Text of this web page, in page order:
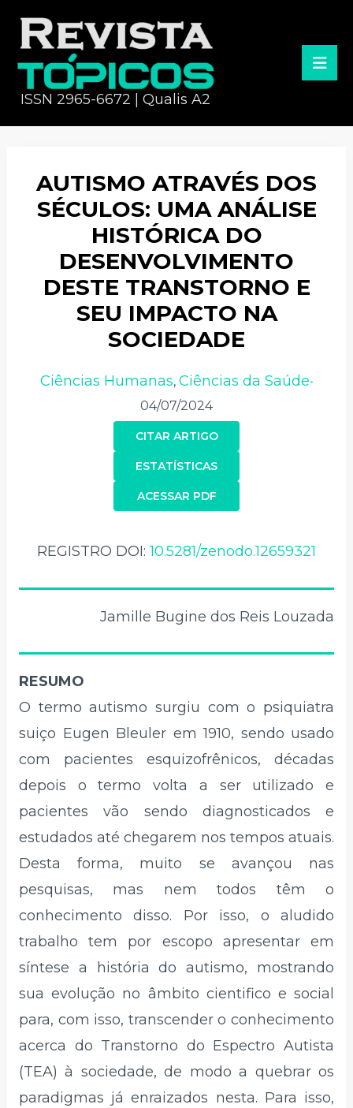
ISSN 2965-6672 | Qualis A2
AUTISMO ATRAVÉS DOS
SÉCULOS: UMA ANÁLISE
HISTÓRICA DO
DESENVOLVIMENTO
DESTE TRANSTORNO E
SEU IMPACTO NA
SOCIEDADE
Ciências Humanas, Ciências da Saúde•
04/07/2024
CITAR ARTIGO
ACESSAR PDF
ESTATÍSTICAS
REGISTRO DOI:10.5281/zenodo.12659321
Jamille Bugine dos Reis Louzada
RESUMO
O termo autismo surgiu com o psiquiatra
suiço Eugen Bleuler em 1910, sendo usado
com pacientes esquizofrênicos, décadas
depois o termo volta a ser utilizado e
pacientes vão sendo diagnosticados e
estudados até chegarem nos tempos atuais.
Desta forma, muito se avançou nas
pesquisas, mas nem todos têm o
conhecimento disso. Por isso, o aludido
trabalho tem por escopo apresentar em
síntese a história do autismo, mostrando
sua evolução no âmbito cientifico e social
para, com isso, transcender o conhecimento
acerca do Transtorno do Espectro Autista
(TEA) à sociedade, de modo a quebrar os
paradigmas já enraizados nesta. Para isso,